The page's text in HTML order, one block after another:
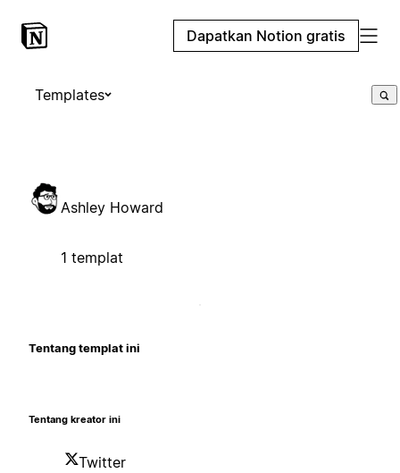
Dapatkan Notion gratis
Templates
Ashley Howard
1 templat
Tentang templat ini
Tentang kreator ini
Twitter